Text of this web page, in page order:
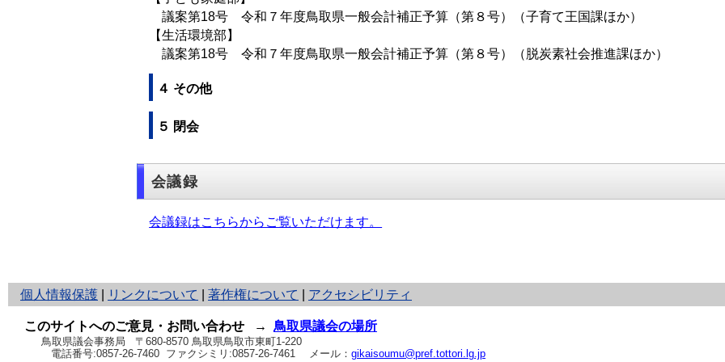
議案第18号 令和７年度鳥取県一般会計補正予算（第８号）（子育て王国課ほか）
【生活環境部】
議案第18号 令和７年度鳥取県一般会計補正予算（第８号）（脱炭素社会推進課ほか）
４ その他
５ 閉会
会議録
会議録はこちらからご覧いただけます。
個人情報保護
と
り
ネ
ッ
ト
リンクについて 著作権について アクセシビリティ
このサイトへのご意見・お問い合わせ → 鳥取県議会の場所
鳥取県議会事務局
〒680-8570 鳥取県鳥取市東町1-220
電話番号:0857-26-7460 ファクシミリ:0857-26-7461 メール： gikaisoumu@pref.tottori.lg.jp